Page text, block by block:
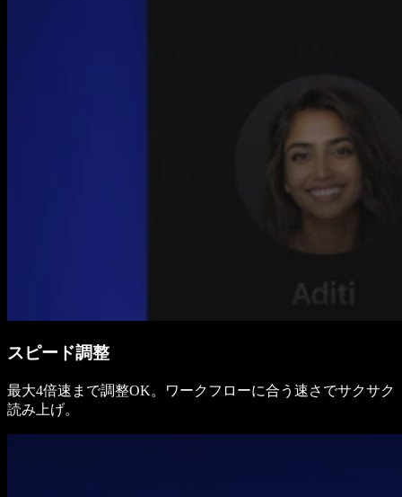
スピード調整
最大4倍速まで調整OK。ワークフローに合う速さでサクサク
読み上げ。